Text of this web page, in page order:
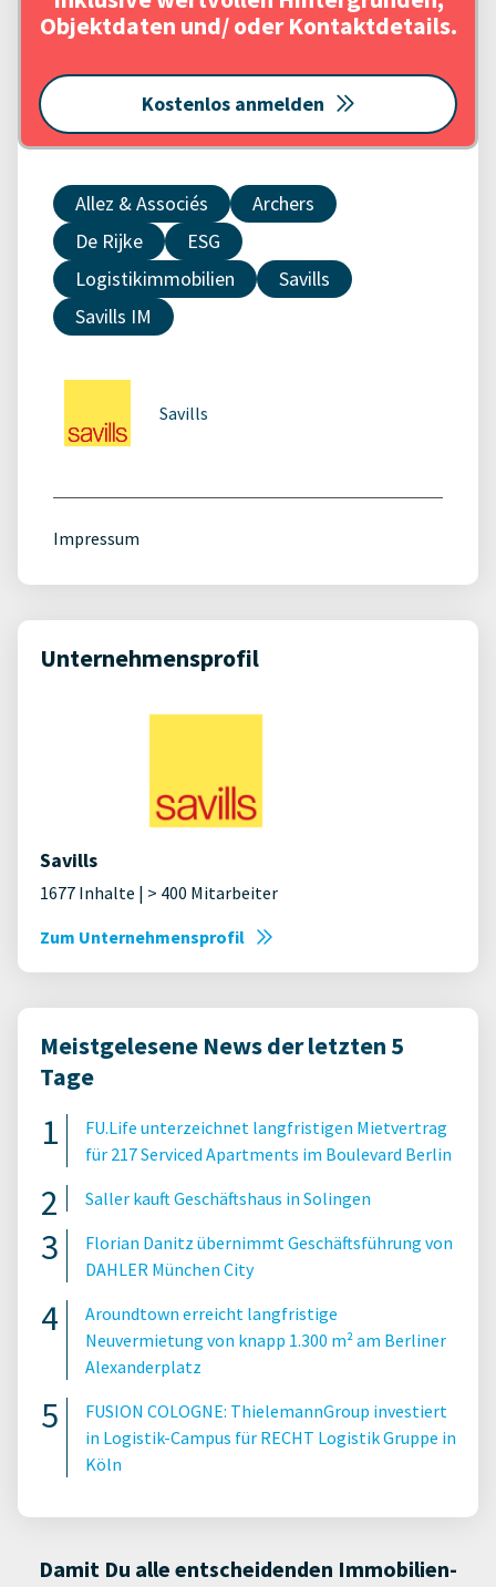
Objektdaten und/ oder Kontaktdetails.
Kostenlos anmelden
Allez & Associés
Archers
De Rijke
ESG
Logistikimmobilien
Savills
Savills IM
Savills
Impressum
Unternehmensprofil
Savills
1677 Inhalte | > 400 Mitarbeiter
Zum Unternehmensprofil
Meistgelesene News der letzten 5
Tage
FU.Life unterzeichnet langfristigen Mietvertrag
für 217 Serviced Apartments im Boulevard Berlin
Saller kauft Geschäftshaus in Solingen
Florian Danitz übernimmt Geschäftsführung von
DAHLER München City
Aroundtown erreicht langfristige
Neuvermietung von knapp 1.300 m² am Berliner
Alexanderplatz
FUSION COLOGNE: ThielemannGroup investiert
in Logistik-Campus für RECHT Logistik Gruppe in
Köln
Damit Du alle entscheidenden Immobilien-